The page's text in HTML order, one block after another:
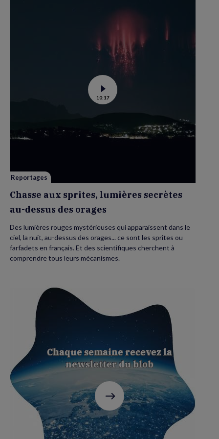
Voir
la
vidéo
aux
sprites,
lumières
10:17
Reportages
Chasse aux sprites, lumières secrètes
au-dessus des orages
Des lumières rouges mystérieuses qui apparaissent dans le
ciel, la nuit, au-dessus des orages... ce sont les sprites ou
farfadets en français. Et des scientifiques cherchent à
comprendre tous leurs mécanismes.
Chaque semaine recevez la
newsletter du blob
C'est
parti
!